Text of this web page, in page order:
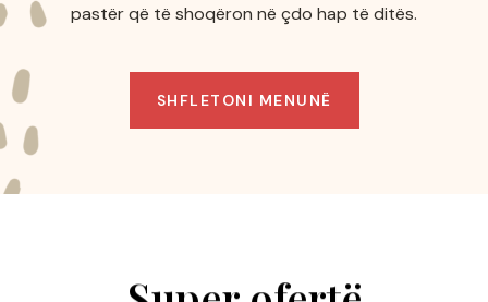
pastër që të shoqëron në çdo hap të ditës.
SHFLETONI MENUNË
Super ofertë